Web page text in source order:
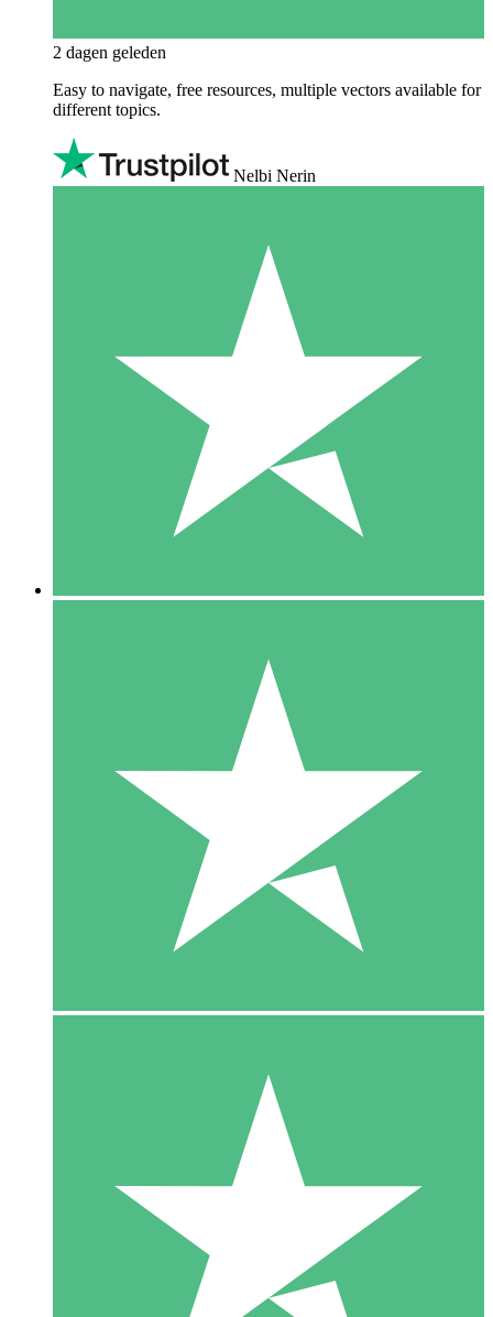
2 dagen geleden
Easy to navigate, free resources, multiple vectors available for
different topics.
Nelbi Nerin